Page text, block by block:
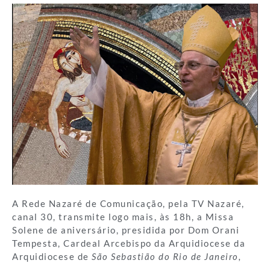
A Rede Nazaré de Comunicação, pela TV Nazaré,
canal 30, transmite logo mais, às 18h, a Missa
Solene de aniversário, presidida por Dom Orani
Tempesta, Cardeal Arcebispo da Arquidiocese da
Arquidiocese de São Sebastião do Rio de Janeiro,